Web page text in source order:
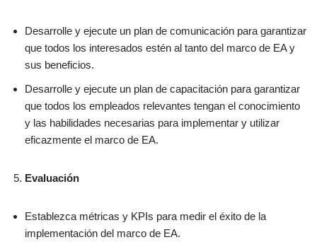
Desarrolle y ejecute un plan de comunicación para garantizar
que todos los interesados estén al tanto del marco de EA y
sus beneficios.
Desarrolle y ejecute un plan de capacitación para garantizar
que todos los empleados relevantes tengan el conocimiento
y las habilidades necesarias para implementar y utilizar
eficazmente el marco de EA.
Evaluación
Establezca métricas y KPIs para medir el éxito de la
implementación del marco de EA.